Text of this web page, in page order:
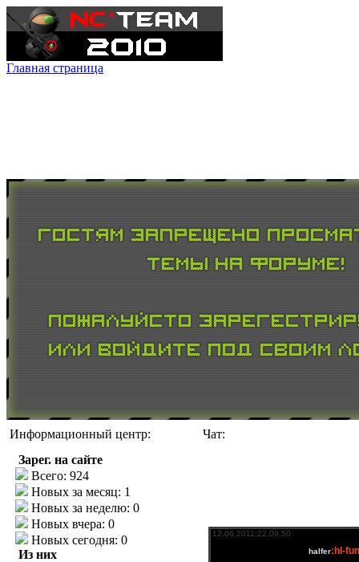
Главная страница
Информационный центр:
Чат:
Зарег. на сайте
Всего: 924
Новых за месяц: 1
Новых за неделю: 0
Новых вчера: 0
Новых сегодня: 0
Из них